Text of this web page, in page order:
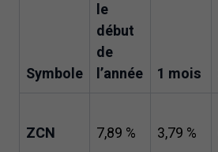
Symbole
le
début
de
l’année
1 mois
ZCN 7,89 % 3,79 %